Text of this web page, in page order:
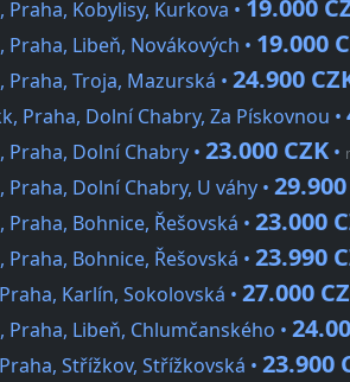
Praha, Kobylisy, Kurkova • 19.000
Praha, Libeň, Novákových • 19.000
Praha, Troja, Mazurská • 24.900
Praha, Dolní Chabry, Za Pískovnou •
Praha, Dolní Chabry • 23.000 CZK •
Praha, Dolní Chabry, U váhy •
Praha, Bohnice, Řešovská • 23.000
Praha, Bohnice, Řešovská • 23.990
Karlín, Sokolovská • 27.000
Praha, Libeň, Chlumčanského •
Střížkov, Střížkovská • 23.900